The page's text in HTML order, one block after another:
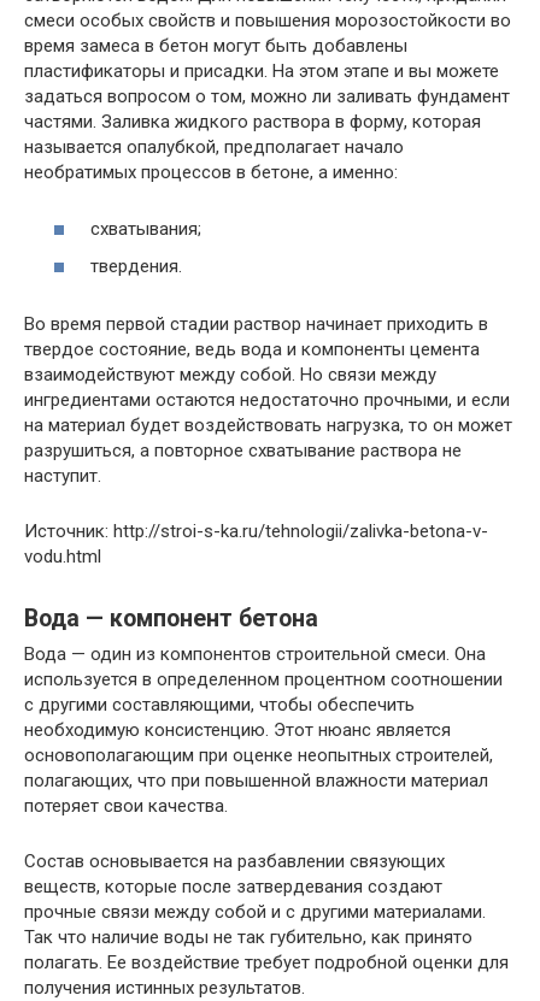
смеси особых свойств и повышения морозостойкости во
время замеса в бетон могут быть добавлены
пластификаторы и присадки. На этом этапе и вы можете
задаться вопросом о том, можно ли заливать фундамент
частями. Заливка жидкого раствора в форму, которая
называется опалубкой, предполагает начало
необратимых процессов в бетоне, а именно:
схватывания;
твердения.
Во время первой стадии раствор начинает приходить в
твердое состояние, ведь вода и компоненты цемента
взаимодействуют между собой. Но связи между
ингредиентами остаются недостаточно прочными, и если
на материал будет воздействовать нагрузка, то он может
разрушиться, а повторное схватывание раствора не
наступит.
Источник: http://stroi-s-ka.ru/tehnologii/zalivka-betona-v-
vodu.html
Вода — компонент бетона
Вода — один из компонентов строительной смеси. Она
используется в определенном процентном соотношении
с другими составляющими, чтобы обеспечить
необходимую консистенцию. Этот нюанс является
основополагающим при оценке неопытных строителей,
полагающих, что при повышенной влажности материал
потеряет свои качества.
Состав основывается на разбавлении связующих
веществ, которые после затвердевания создают
прочные связи между собой и с другими материалами.
Так что наличие воды не так губительно, как принято
полагать. Ее воздействие требует подробной оценки для
получения истинных результатов.